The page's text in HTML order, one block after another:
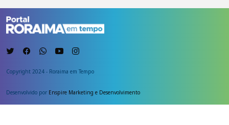
Copyright 2024 - Roraima em Tempo
Desenvolvido por Enspire Marketing e Desenvolvimento